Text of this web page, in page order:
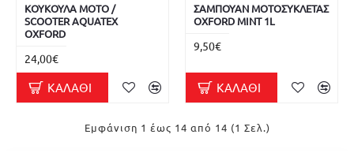
ΚΟΥΚΟΥΛΑ MOTO /
SCOOTER AQUATEX
OXFORD
24,00€
ΚΑΛΆΘΙ
ΣΑΜΠΟΥΑΝ ΜΟΤΟΣΥΚΛΕΤΑΣ
OXFORD MINT 1L
9,50€
ΚΑΛΆΘΙ
Εμφάνιση 1 έως 14 από 14 (1 Σελ.)